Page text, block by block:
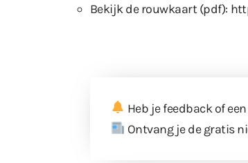
Bekijk de rouwkaart (pdf):
Heb je feedback of
Ontvang je de gratis